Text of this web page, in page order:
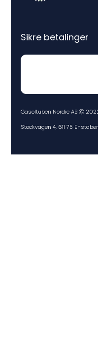
Gasoltuben Nordic AB Ⓒ
Stockvägen 4, 611 75
Sikre betalinger